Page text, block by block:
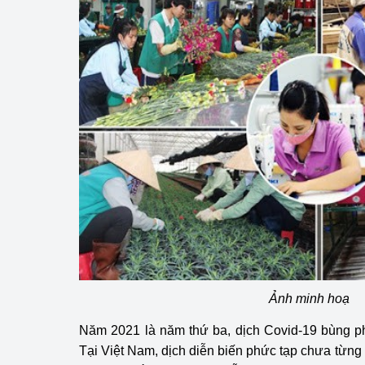
hiệu quả
Khoa học, công
tạo
Thông báo
Bảo vệ môi trường
Bảo vệ nền tảng tư
Doanh nghiệp -
Xúc tiến thương mại
Thị trường nước
Ngành Công
Ảnh minh hoạ
Năm 2021 là năm thứ ba, dịch Covid-19 bùng
Tại Việt Nam, dịch diễn biến phức tạp chưa